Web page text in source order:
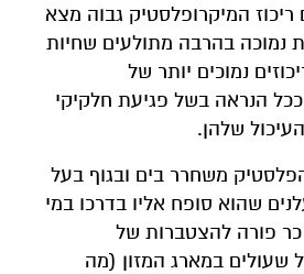
המיקרופלסטיק גבוה מצא
נמוכה בהרבה מתולעים שחיות
נמוכים יותר של
הנראה בשל פגיעת חלקיקי
שלהן.
משחרר בים ובגוף בעל
שהוא סופח אליו בדרכו במי
כר פורה להצטברות של
שעולים במארג המזון (מה